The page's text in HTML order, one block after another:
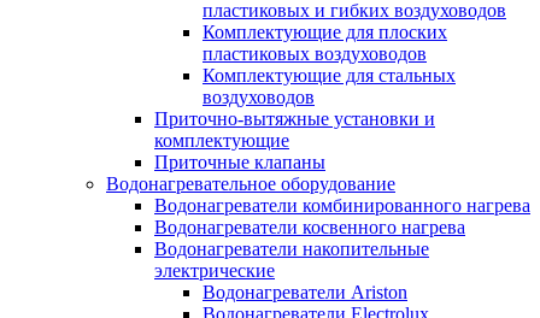
пластиковых и гибких воздуховодов
Комплектующие для плоских
пластиковых воздуховодов
Комплектующие для стальных
воздуховодов
Приточно-вытяжные установки и
комплектующие
Приточные клапаны
Водонагревательное оборудование
Водонагреватели комбинированного нагрева
Водонагреватели косвенного нагрева
Водонагреватели накопительные
электрические
Водонагреватели Ariston